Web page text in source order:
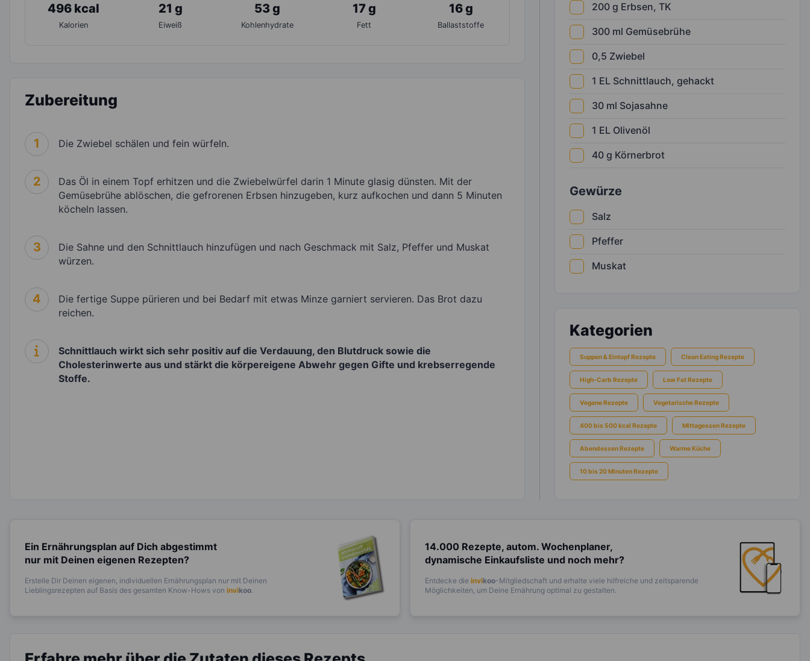
496 kcal
Kalorien
21 g
Eiweiß
53 g
Kohlenhydrate
17 g
Fett
16 g
Ballaststoffe
Zubereitung
1 Die Zwiebel schälen und fein würfeln.
2
Das Öl in einem Topf erhitzen und die Zwiebelwürfel darin 1 Minute glasig dünsten. Mit der
Gemüsebrühe ablöschen, die gefrorenen Erbsen hinzugeben, kurz aufkochen und dann 5 Minuten
köcheln lassen.
3
Die Sahne und den Schnittlauch hinzufügen und nach Geschmack mit Salz, Pfeffer und Muskat
würzen.
4
Die fertige Suppe pürieren und bei Bedarf mit etwas Minze garniert servieren. Das Brot dazu
reichen.
Schnittlauch wirkt sich sehr positiv auf die Verdauung, den Blutdruck sowie die
Cholesterinwerte aus und stärkt die körpereigene Abwehr gegen Gifte und krebserregende
Stoffe.
200 g Erbsen, TK
300 ml Gemüsebrühe
0,5 Zwiebel
1 EL Schnittlauch, gehackt
30 ml Sojasahne
1 EL Olivenöl
40 g Körnerbrot
Gewürze
Salz
Pfeffer
Muskat
Kategorien
Suppen & Eintopf Rezepte Clean Eating Rezepte
High-Carb Rezepte Low Fat Rezepte
Vegane Rezepte Vegetarische Rezepte
400 bis 500 kcal Rezepte Mittagessen Rezepte
Abendessen Rezepte Warme Küche
10 bis 20 Minuten Rezepte
Ein Ernährungsplan auf Dich abgestimmt
nur mit Deinen eigenen Rezepten?
Erstelle Dir Deinen eigenen, individuellen Ernährungsplan nur mit Deinen
Lieblingsrezepten auf Basis des gesamten Know-Hows von invikoo.
14.000 Rezepte, autom. Wochenplaner,
dynamische Einkaufsliste und noch mehr?
Entdecke die invikoo-Mitgliedschaft und erhalte viele hilfreiche und zeitsparende
Möglichkeiten, um Deine Ernährung optimal zu gestalten.